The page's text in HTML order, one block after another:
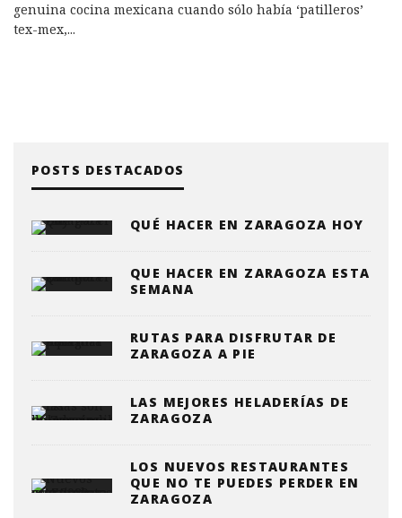
genuina cocina mexicana cuando sólo había ‘patilleros’
tex-mex,...
POSTS DESTACADOS
QUÉ HACER EN ZARAGOZA HOY
QUE HACER EN ZARAGOZA ESTA
SEMANA
RUTAS PARA DISFRUTAR DE
ZARAGOZA A PIE
LAS MEJORES HELADERÍAS DE
ZARAGOZA
LOS NUEVOS RESTAURANTES
QUE NO TE PUEDES PERDER EN
ZARAGOZA